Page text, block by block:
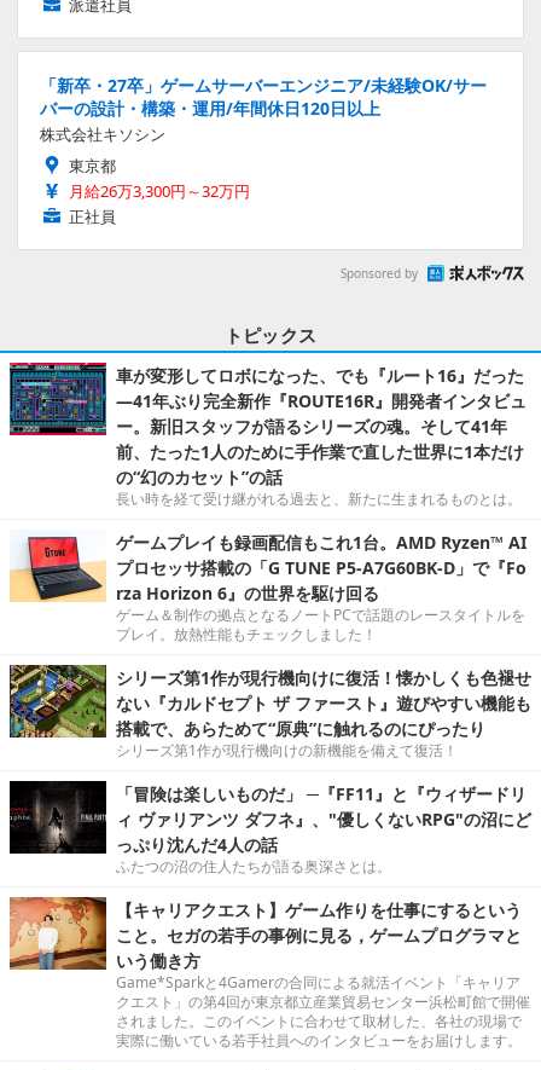
派遣社員
「新卒・27卒」ゲームサーバーエンジニア/未経験OK/サー
バーの設計・構築・運用/年間休日120日以上
株式会社キソシン
東京都
月給26万3,300円～32万円
正社員
Sponsored by
トピックス
車が変形してロボになった、でも『ルート16』だった
―41年ぶり完全新作『ROUTE16R』開発者インタビュ
ー。新旧スタッフが語るシリーズの魂。そして41年
前、たった1人のために手作業で直した世界に1本だけ
の“幻のカセット”の話
長い時を経て受け継がれる過去と、新たに生まれるものとは。
ゲームプレイも録画配信もこれ1台。AMD Ryzen™ AI
プロセッサ搭載の「G TUNE P5-A7G60BK-D」で『Fo
rza Horizon 6』の世界を駆け回る
ゲーム＆制作の拠点となるノートPCで話題のレースタイトルを
プレイ。放熱性能もチェックしました！
シリーズ第1作が現行機向けに復活！懐かしくも色褪せ
ない『カルドセプト ザ ファースト』遊びやすい機能も
搭載で、あらためて“原典”に触れるのにぴったり
シリーズ第1作が現行機向けの新機能を備えて復活！
「冒険は楽しいものだ」 ─『FF11』と『ウィザードリ
ィ ヴァリアンツ ダフネ』、"優しくないRPG"の沼にど
っぷり沈んだ4人の話
ふたつの沼の住人たちが語る奥深さとは。
【キャリアクエスト】ゲーム作りを仕事にするという
こと。セガの若手の事例に見る，ゲームプログラマと
いう働き方
Game*Sparkと4Gamerの合同による就活イベント「キャリア
クエスト」の第4回が東京都立産業貿易センター浜松町館で開催
されました。このイベントに合わせて取材した、各社の現場で
実際に働いている若手社員へのインタビューをお届けします。